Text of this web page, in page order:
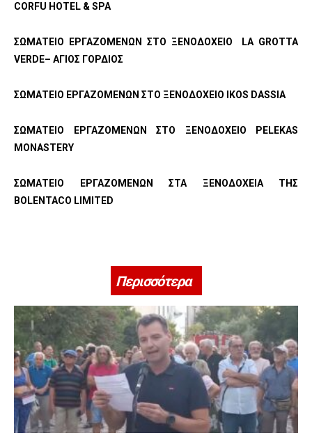
CORFU HOTEL & SPA
ΣΩΜΑΤΕΙΟ ΕΡΓΑΖΟΜΕΝΩΝ ΣΤΟ ΞΕΝΟΔΟΧΕΙΟ LA GROTTA
VERDE– ΑΓΙΟΣ ΓΟΡΔΙΟΣ
ΣΩΜΑΤΕΙΟ ΕΡΓΑΖΟΜΕΝΩΝ ΣΤΟ ΞΕΝΟΔΟΧΕΙΟ IKOS DASSIA
ΣΩΜΑΤΕΙΟ ΕΡΓΑΖΟΜΕΝΩΝ ΣΤΟ ΞΕΝΟΔΟΧΕΙΟ PELEKAS
MONASTERY
ΣΩΜΑΤΕΙΟ ΕΡΓΑΖΟΜΕΝΩΝ ΣΤΑ ΞΕΝΟΔΟΧΕΙΑ ΤΗΣ
BOLENTACO LIMITED
Περισσότερα